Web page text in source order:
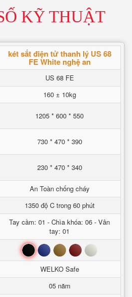
KỸ THUẬT
két sắt điện tử thanh lý US 68
FE White nghệ an
US 68 FE
160 ± 10kg
1205 * 600 * 550
730 * 470 * 390
230 * 470 * 340
An Toàn chống cháy
1350 độ C trong 60 phút
Tay cầm: 01 - Chìa khóa: 06 - Vân
tay: 01
Đen Xanh Nâu Đỏ Trắng
WELKO Safe
05 năm